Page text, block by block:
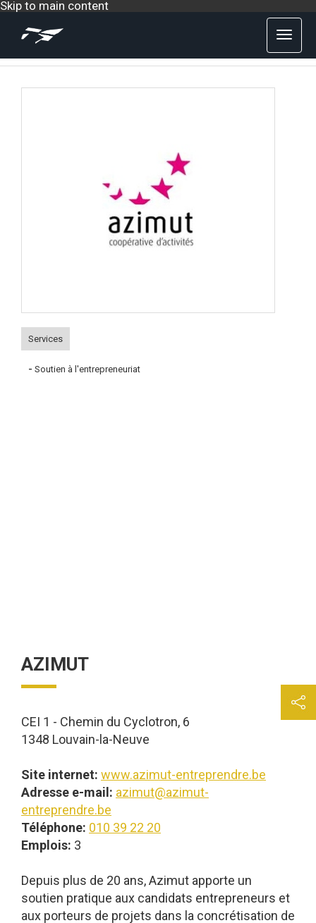
Skip to main content
Services
- Soutien à l'entrepreneuriat
AZIMUT
CEI 1 - Chemin du Cyclotron, 6
1348 Louvain-la-Neuve
Site internet: www.azimut-entreprendre.be
Adresse e-mail: azimut@azimut-
entreprendre.be
Téléphone: 010 39 22 20
Emplois: 3
Depuis plus de 20 ans, Azimut apporte un
soutien pratique aux candidats entrepreneurs et
aux porteurs de projets dans la concrétisation de